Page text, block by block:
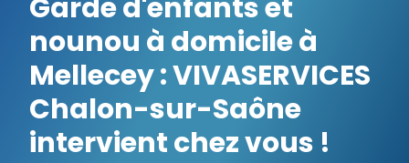
Garde d'enfants et
nounou à domicile à
Mellecey :VIVASERVICES
Chalon-sur-Saône
intervient chez vous !